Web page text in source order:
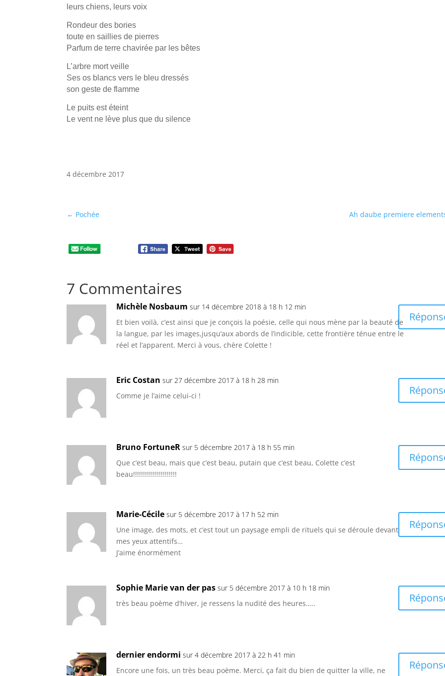
leurs chiens, leurs voix
Rondeur des bories
toute en saillies de pierres
Parfum de terre chavirée par les bêtes
L’arbre mort veille
Ses os blancs vers le bleu dressés
son geste de flamme
Le puits est éteint
Le vent ne lève plus que du silence
4 décembre 2017
← Pochée Ah daube premiere
7 Commentaires
Michèle Nosbaum sur 14 décembre 2018 à 18 h 12 min
Et bien voilà, c’est ainsi que je conçois la poésie, celle qui nous mène par la beauté de
la langue, par les images,jusqu’aux abords de l’indicible, cette frontière ténue entre le
réel et l’apparent. Merci à vous, chère Colette !
Eric Costan sur 27 décembre 2017 à 18 h 28 min
Comme je l’aime celui-ci !
Bruno FortuneR sur 5 décembre 2017 à 18 h 55 min
Que c’est beau, mais que c’est beau, putain que c’est beau, Colette c’est
beau!!!!!!!!!!!!!!!!!!!!!!
Marie-Cécile sur 5 décembre 2017 à 17 h 52 min
Une image, des mots, et c’est tout un paysage empli de rituels qui se déroule devant
mes yeux attentifs…
J’aime énormément
Sophie Marie van der pas sur 5 décembre 2017 à 10 h 18 min
très beau poème d’hiver, je ressens la nudité des heures…..
dernier endormi sur 4 décembre 2017 à 22 h 41 min
Encore une fois, un très beau poème. Merci, ça fait du bien de quitter la ville, ne